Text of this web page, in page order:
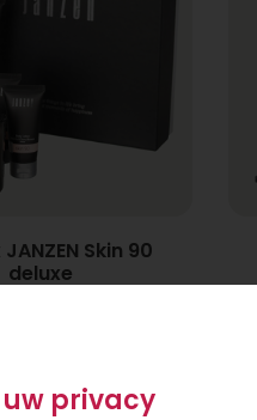
Skin 90
deluxe
privacy